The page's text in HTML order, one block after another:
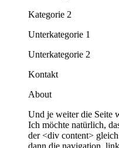
Kategorie 2
Unterkategorie 1
Unterkategorie 2
Kontakt
About
Und je weiter die Seite
Ich möchte natürlich,
der <div content>
dann die navigation,